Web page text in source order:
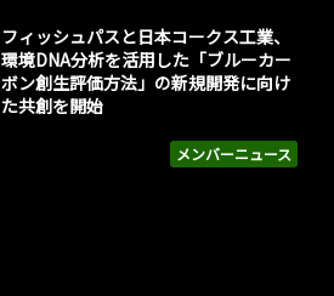
メンバーニュース
フィッシュパスと日本コークス工業、
環境DNA分析を活用した「ブルーカー
ボン創生評価方法」の新規開発に向け
た共創を開始